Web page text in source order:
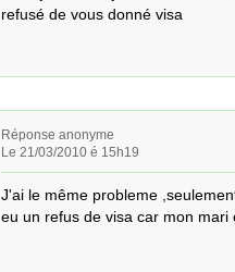
refusé de vous donné visa
Réponse anonyme
Le 21/03/2010 é 15h19
J'ai le même probleme
eu un refus de visa car mon